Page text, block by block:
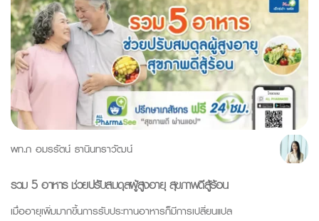
พท.ภ อมรรัตน์ ธานินทราวัฒน์
รวม 5 อาหาร ช่วยปรับสมดุลผู้สูงอายุ สุขภาพดีสู้ร้อน
เมื่ออายุเพิ่มมากขึ้นการรับประทานอาหารก็มีการเปลี่ยนแปล